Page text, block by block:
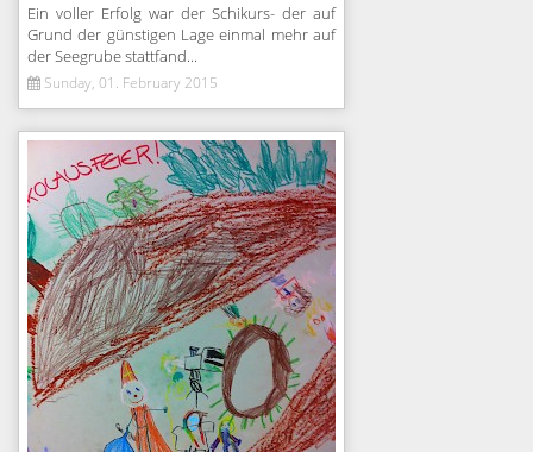
Ein voller Erfolg war der Schikurs- der auf
Grund der günstigen Lage einmal mehr auf
der Seegrube stattfand...
Sunday, 01. February 2015